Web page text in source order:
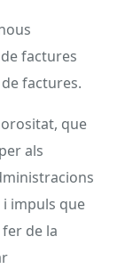
factures
factures.
que
als
impuls que
de la